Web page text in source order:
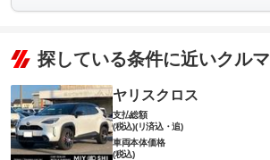
探している条件に近いクルマ
ヤリスクロス
支払総額
(税込)(リ済込・追)
車両本体価格
(税込)